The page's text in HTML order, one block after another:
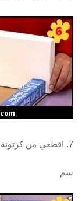
7. اقطعي من كرتونة كبيرة شريحتين طويلتين بعرض 2
سم